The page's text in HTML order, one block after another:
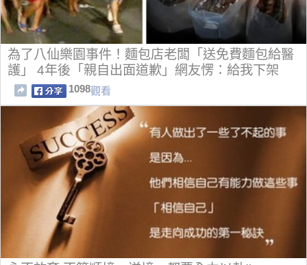
為了八仙樂園事件！麵包店老闆「送免費麵包給醫
護」 4年後「親自出面道歉」網友愣：給我下架
1098觀看